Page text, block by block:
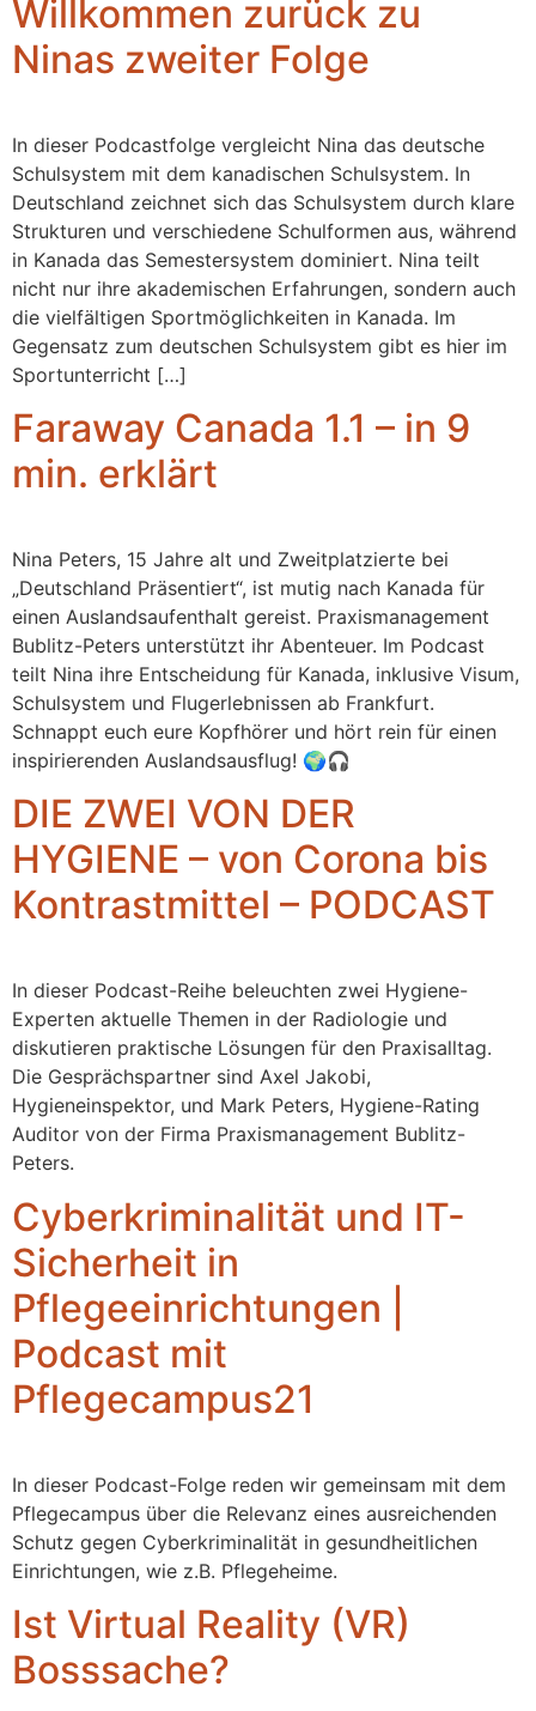
Willkommen zurück zu
Ninas zweiter Folge
In dieser Podcastfolge vergleicht Nina das deutsche
Schulsystem mit dem kanadischen Schulsystem. In
Deutschland zeichnet sich das Schulsystem durch klare
Strukturen und verschiedene Schulformen aus, während
in Kanada das Semestersystem dominiert. Nina teilt
nicht nur ihre akademischen Erfahrungen, sondern auch
die vielfältigen Sportmöglichkeiten in Kanada. Im
Gegensatz zum deutschen Schulsystem gibt es hier im
Sportunterricht […]
Faraway Canada 1.1 – in 9
min. erklärt
Nina Peters, 15 Jahre alt und Zweitplatzierte bei
„Deutschland Präsentiert“, ist mutig nach Kanada für
einen Auslandsaufenthalt gereist. Praxismanagement
Bublitz-Peters unterstützt ihr Abenteuer. Im Podcast
teilt Nina ihre Entscheidung für Kanada, inklusive Visum,
Schulsystem und Flugerlebnissen ab Frankfurt.
Schnappt euch eure Kopfhörer und hört rein für einen
inspirierenden Auslandsausflug! 🌍🎧
DIE ZWEI VON DER
HYGIENE – von Corona bis
Kontrastmittel – PODCAST
In dieser Podcast-Reihe beleuchten zwei Hygiene-
Experten aktuelle Themen in der Radiologie und
diskutieren praktische Lösungen für den Praxisalltag.
Die Gesprächspartner sind Axel Jakobi,
Hygieneinspektor, und Mark Peters, Hygiene-Rating
Auditor von der Firma Praxismanagement Bublitz-
Peters.
Cyberkriminalität und IT-
Sicherheit in
Pflegeeinrichtungen |
Podcast mit
Pflegecampus21
In dieser Podcast-Folge reden wir gemeinsam mit dem
Pflegecampus über die Relevanz eines ausreichenden
Schutz gegen Cyberkriminalität in gesundheitlichen
Einrichtungen, wie z.B. Pflegeheime.
Ist Virtual Reality (VR)
Bosssache?